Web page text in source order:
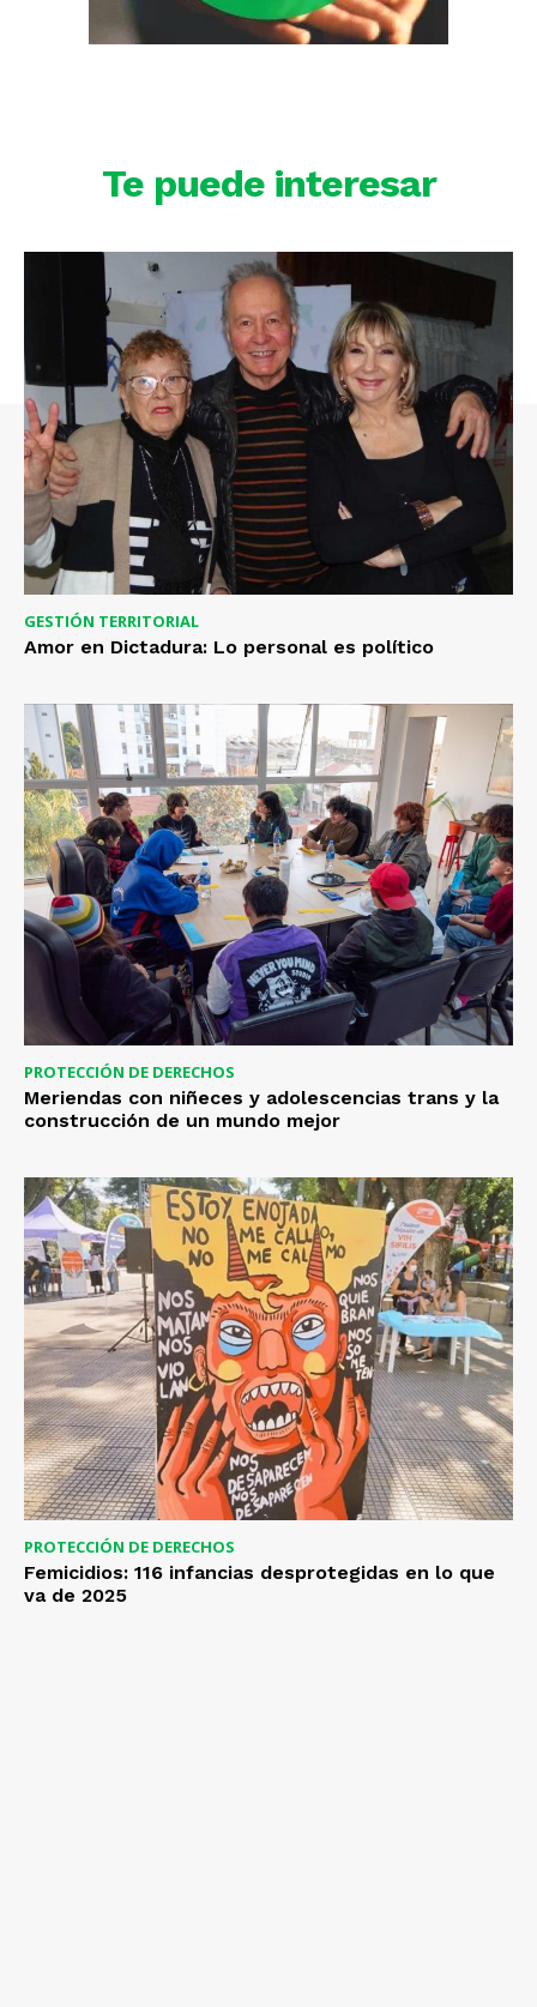
Te puede interesar
GESTIÓN TERRITORIAL
Amor en Dictadura: Lo personal es político
PROTECCIÓN DE DERECHOS
Meriendas con niñeces y adolescencias trans y la
construcción de un mundo mejor
PROTECCIÓN DE DERECHOS
Femicidios: 116 infancias desprotegidas en lo que
va de 2025